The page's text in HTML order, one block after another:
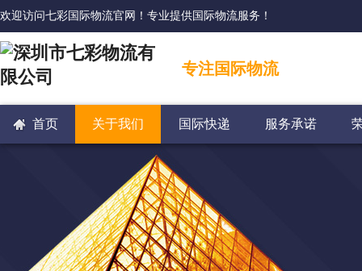
欢迎访问七彩国际物流官网！专业提供国际物流服务！
专注国际物流
首页 关于我们 国际快递 服务承诺